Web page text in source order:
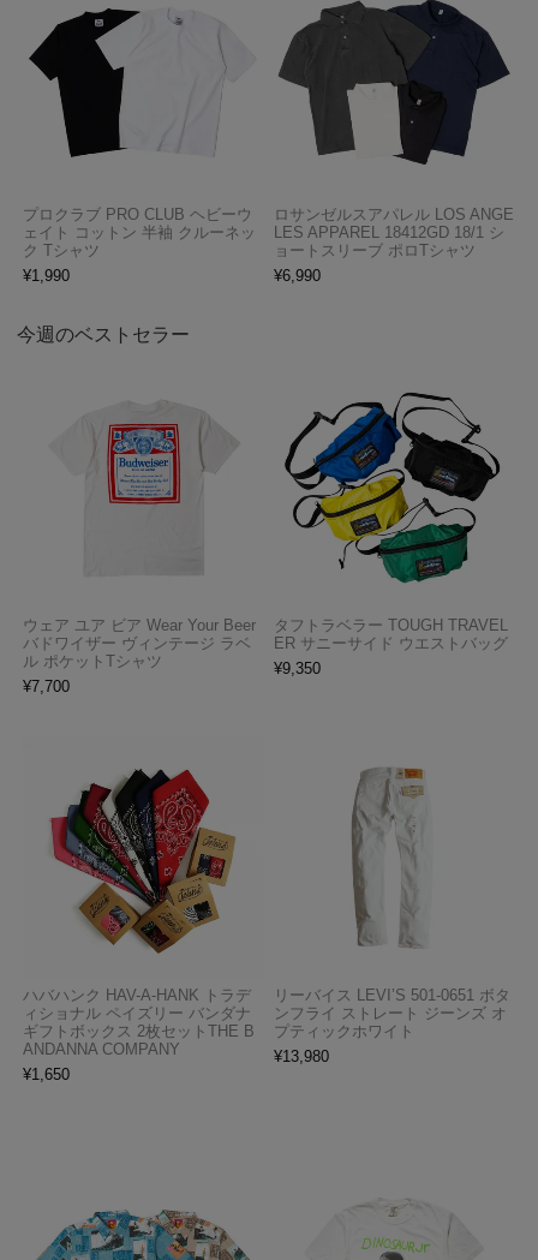
プロクラブ PRO CLUB ヘビーウ
ェイト コットン 半袖 クルーネッ
ク Tシャツ
¥1,990
ロサンゼルスアパレル LOS ANGE
LES APPAREL 18412GD 18/1 シ
ョートスリーブ ポロTシャツ
¥6,990
今週のベストセラー
ウェア ユア ビア Wear Your Beer
バドワイザー ヴィンテージ ラベ
ル ポケットTシャツ
¥7,700
タフトラベラー TOUGH TRAVEL
ER サニーサイド ウエストバッグ
¥9,350
ハバハンク HAV-A-HANK トラデ
ィショナル ペイズリー バンダナ
ギフトボックス 2枚セットTHE B
ANDANNA COMPANY
¥1,650
リーバイス LEVI’S 501-0651 ボタ
ンフライ ストレート ジーンズ オ
プティックホワイト
¥13,980